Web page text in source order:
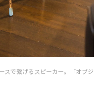
スで繋げるスピーカー。「オブジ